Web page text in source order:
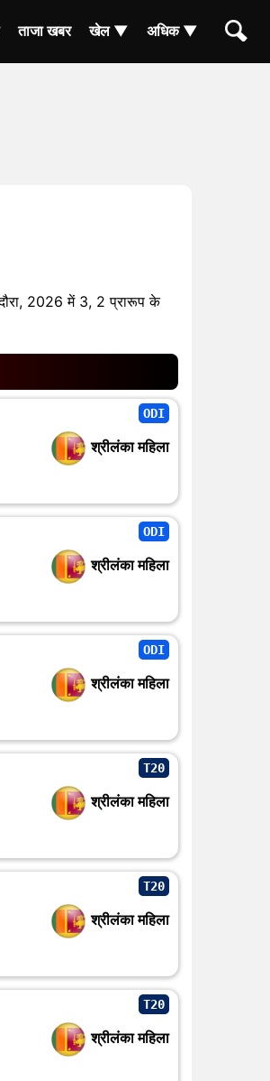
ताजा खबर खेल ▼ अधिक ▼
2026 में 3, 2 प्रारूप के
ODI
श्रीलंका महिला
ODI
श्रीलंका महिला
ODI
श्रीलंका महिला
T20
श्रीलंका महिला
T20
श्रीलंका महिला
T20
श्रीलंका महिला